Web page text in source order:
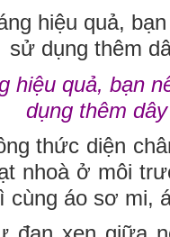
hiệu quả, bạn
dụng thêm
thức diện
nhoà ở môi
cùng áo sơ mi,